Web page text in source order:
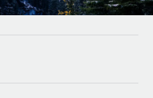
あらゆるAIツールをRemoteに接続
活用して業務プロセスを効率化す
ートナー
軟に自社プラットフォームへ統合
プレート